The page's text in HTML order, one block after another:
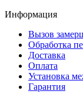
Информация
Вызов
Обработка
Доставка
Оплата
Установка
Гарантия